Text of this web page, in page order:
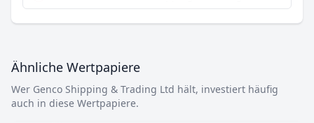
Ähnliche Wertpapiere
Wer Genco Shipping & Trading Ltd hält, investiert häufig
auch in diese Wertpapiere.